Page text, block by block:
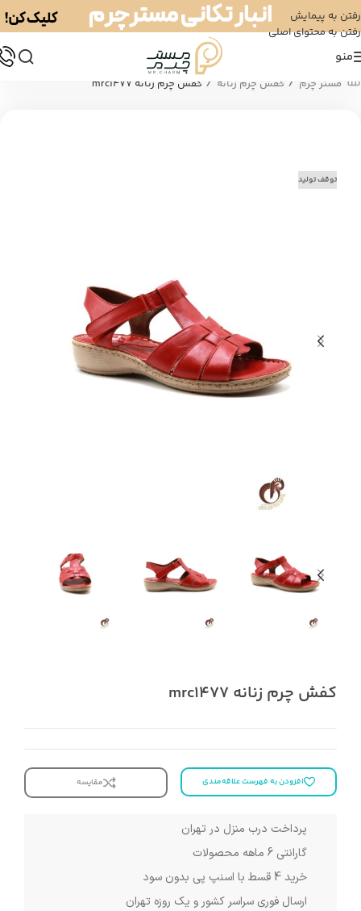
رفتن به پیمایش
رفتن به محتوای اصلی
منو
مستر چرم / کفش چرم زنانه / کفش چرم زنانه mrc1477
توقف تولید
کفش چرم زنانه mrc1477
افزودن به فهرست علاقه‌مندی مقایسه
پرداخت درب منزل در تهران
گارانتی 6 ماهه محصولات
خرید 4 قسط با اسنپ پی بدون سود
ارسال فوری سراسر کشور و یک روزه تهران